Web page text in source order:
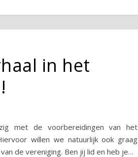
in het
met de voorbereidingen van het
willen we natuurlijk ook graag
de vereniging. Ben jij lid en heb je…